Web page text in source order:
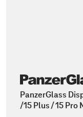
PanzerGlass
/15 Plus / 15 Pro